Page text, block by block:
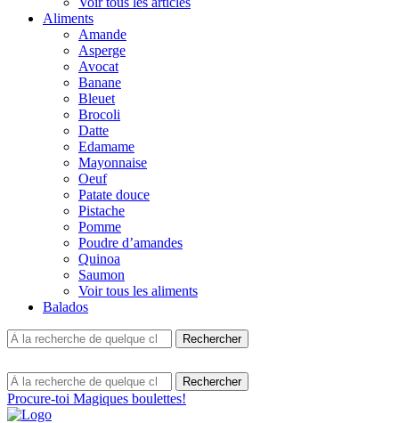
Aliments
Amande
Asperge
Avocat
Banane
Bleuet
Brocoli
Datte
Edamame
Mayonnaise
Oeuf
Patate douce
Pistache
Pomme
Poudre d’amandes
Quinoa
Saumon
Voir tous les aliments
Balados
Procure-toi Magiques boulettes!